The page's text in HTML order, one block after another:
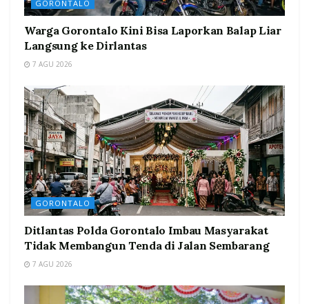
GORONTALO
Warga Gorontalo Kini Bisa Laporkan Balap Liar
Langsung ke Dirlantas
7 AGU 2026
GORONTALO
Ditlantas Polda Gorontalo Imbau Masyarakat
Tidak Membangun Tenda di Jalan Sembarang
7 AGU 2026